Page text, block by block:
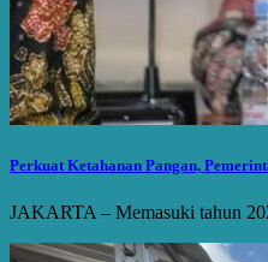
Perkuat Ketahanan Pangan,
JAKARTA – Memasuki tahun